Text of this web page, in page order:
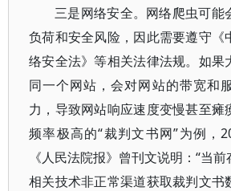
三是网络安全。网络爬虫可能
负荷和安全风险，因此需要遵守《
络安全法》等相关法律法规。如果
同一个网站，会对网站的带宽和
力，导致网站响应速度变慢甚至瘫
频率极高的“裁判文书网”为例，
《人民法院报》曾刊文说明：“当
相关技术非正常渠道获取裁判文书